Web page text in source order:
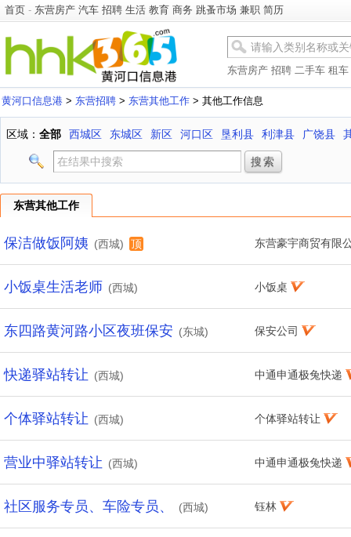
首页 - 东营房产 汽车 招聘 生活 教育 商务 跳蚤市场 兼职 简历
东营房产 招聘 二手车 租车
黄河口信息港 > 东营招聘 > 东营其他工作 > 其他工作信息
区域： 全部 西城区 东城区 新区 河口区 垦利县 利津县 广饶县
东营其他工作
保洁做饭阿姨 (西城) 顶 东营豪宇商贸有限
小饭桌生活老师 (西城) 小饭桌
东四路黄河路小区夜班保安 (东城) 保安公司
快递驿站转让 (西城) 中通申通极兔快递
个体驿站转让 (西城) 个体驿站转让
营业中驿站转让 (西城) 中通申通极兔快递
社区服务专员、车险专员、 (西城) 钰林